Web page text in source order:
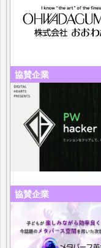
協賛企業
協賛企業